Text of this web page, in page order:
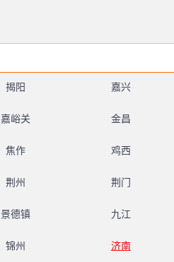
揭阳 嘉兴
嘉峪关 金昌
焦作 鸡西
荆州 荆门
景德镇 九江
锦州 济南